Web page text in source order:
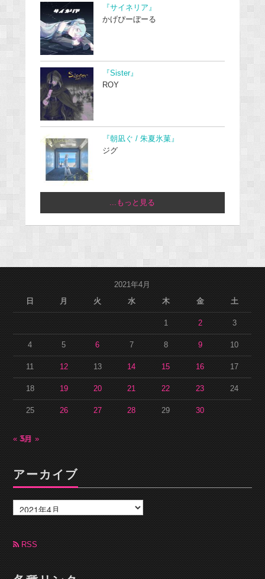
『サイネリア』
かげぴーぼーる
『Sister』
ROY
『朝凪ぐ / 朱夏氷菓』
ジグ
...もっと見る
2021年4月
日
月 火 水 木 金 土
1 2 3
4 5 6 7 8 9 10
11 12 13 14 15 16 17
18 19 20 21 22 23 24
25 26 27 28 29 30
« 3月5月 »
アーカイブ
ー
カ
ブ RSS